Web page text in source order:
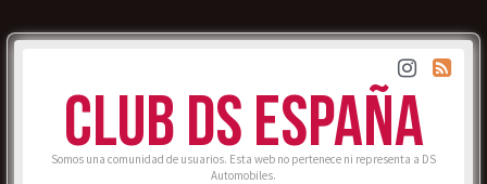
CLUB DS ESPAÑA
Somos una comunidad de usuarios. Esta web no pertenece ni representa a DS
Automobiles.